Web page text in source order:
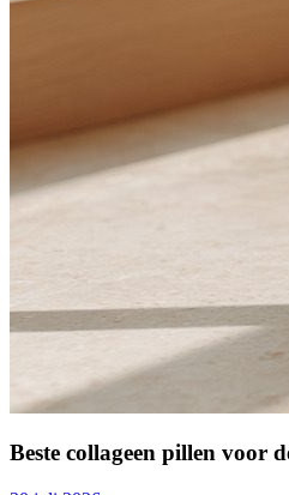
Beste collageen pillen voor